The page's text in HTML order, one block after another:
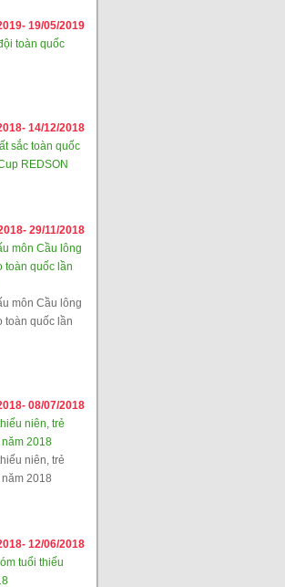
19/05/2019
toàn quốc
14/12/2018
sắc toàn quốc
REDSON
29/11/2018
môn Cầu lông
toàn quốc lần
môn Cầu lông
toàn quốc lần
08/07/2018
niên, trẻ
2018
niên, trẻ
2018
12/06/2018
tuổi thiếu